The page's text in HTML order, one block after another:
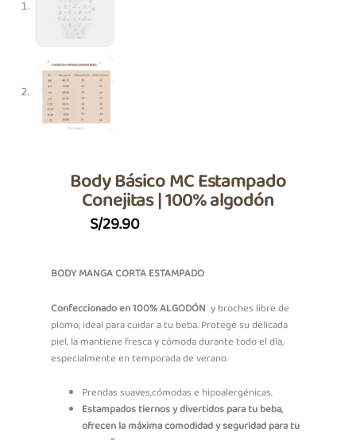
Body Básico MC Estampado
Conejitas | 100% algodón
S/29.90
BODY MANGA CORTA ESTAMPADO
Confeccionado en 100% ALGODÓN y broches libre de
plomo, ideal para cuidar a tu beba. Protege su delicada
piel, la mantiene fresca y cómoda durante todo el día,
especialmente en temporada de verano.
Prendas suaves,cómodas e hipoalergénicas.
Estampados tiernos y divertidos para tu beba,
ofrecen la máxima comodidad y seguridad para tu